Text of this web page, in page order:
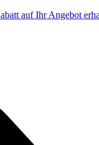
auf Ihr Angebot